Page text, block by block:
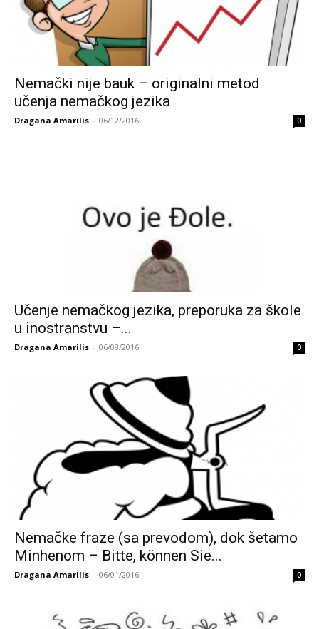
Nemački nije bauk – originalni metod
učenja nemačkog jezika
Dragana Amarilis - 06/12/2016 0
Učenje nemačkog jezika, preporuka za škole
u inostranstvu –...
Dragana Amarilis - 06/08/2016 0
Nemačke fraze (sa prevodom), dok šetamo
Minhenom – Bitte, können Sie...
Dragana Amarilis - 06/01/2016 0